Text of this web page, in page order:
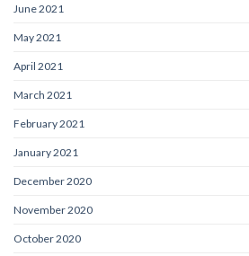
June 2021
May 2021
April 2021
March 2021
February 2021
January 2021
December 2020
November 2020
October 2020